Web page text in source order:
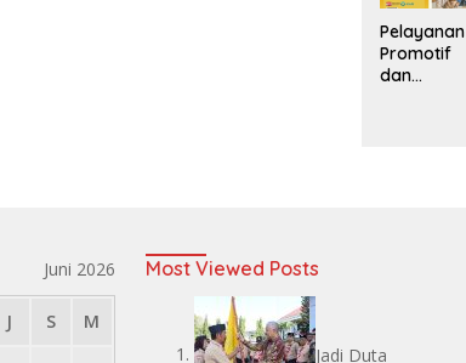
Pelayanan
Promotif
dan
Juni 2026
J S M
Most Viewed Posts
Jadi Duta